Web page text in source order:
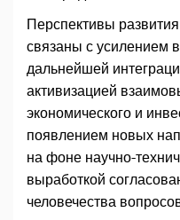
Перспективы
связаны с усилением
дальнейшей
активизацией
экономического и
появлением новых
на фоне научно-
выработкой
человечества